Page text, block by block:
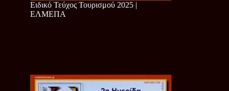
Ειδικό Τεύχος Τουρισμού 2025 |
ΕΛΜΕΠΑ